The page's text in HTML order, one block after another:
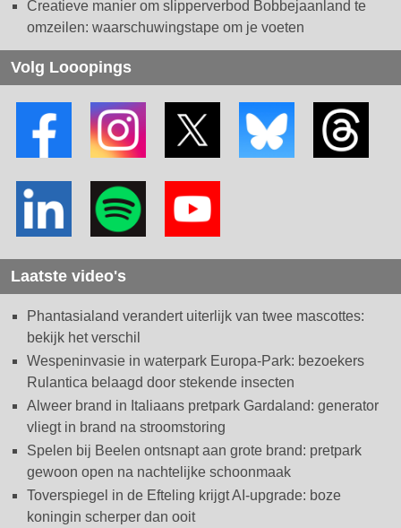
Creatieve manier om slipperverbod Bobbejaanland te
omzeilen: waarschuwingstape om je voeten
Volg Looopings
Laatste video's
Phantasialand verandert uiterlijk van twee mascottes:
bekijk het verschil
Wespeninvasie in waterpark Europa-Park: bezoekers
Rulantica belaagd door stekende insecten
Alweer brand in Italiaans pretpark Gardaland: generator
vliegt in brand na stroomstoring
Spelen bij Beelen ontsnapt aan grote brand: pretpark
gewoon open na nachtelijke schoonmaak
Toverspiegel in de Efteling krijgt AI-upgrade: boze
koningin scherper dan ooit